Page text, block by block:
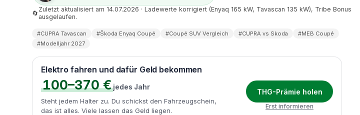
🔄
Zuletzt aktualisiert am 14.07.2026 · Ladewerte korrigiert (Enyaq 165 kW, Tavascan 135 kW), Tribe Bonus
ausgelaufen.
#CUPRA Tavascan #Škoda Enyaq Coupé #Coupé SUV Vergleich #CUPRA vs Skoda
#MEB Coupé
#Modelljahr 2027
Elektro fahren und dafür Geld bekommen
100–370 € jedes Jahr
Steht jedem Halter zu. Du schickst den Fahrzeugschein,
das ist alles. Viele lassen das Geld liegen.
THG-Prämie holen
Erst informieren